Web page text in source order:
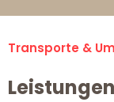
Transporte &